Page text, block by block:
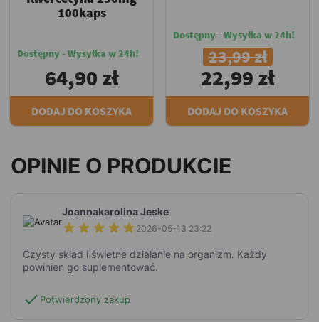
100kaps
Dostępny - Wysyłka w 24h!
64,90 zł
DODAJ DO KOSZYKA
Dostępny - Wysyłka w 24h!
23,99 zł
22,99 zł
DODAJ DO KOSZYKA
OPINIE O PRODUKCIE
Joannakarolina Jeske
2026-05-13 23:22
Czysty skład i świetne działanie na organizm. Każdy
powinien go suplementować.
check Potwierdzony zakup